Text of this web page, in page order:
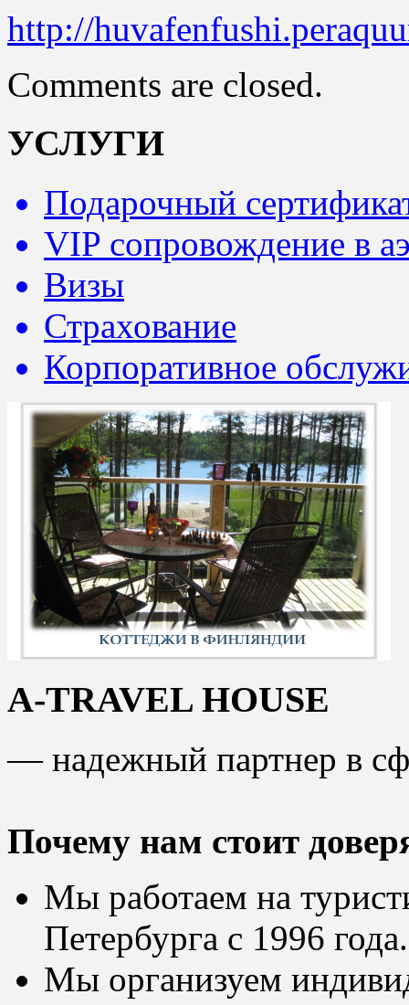
http://
Comments are closed.
УСЛУГИ
Подарочный
VIP сопровождение в
Визы
Страхование
Корпоративное
A-TRAVEL HOUSE
— надежный партнер в
Почему нам стоит
Мы работаем на
Петербурга с 1996 года.
Мы организуем